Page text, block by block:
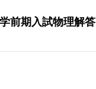
前期入試物理解答